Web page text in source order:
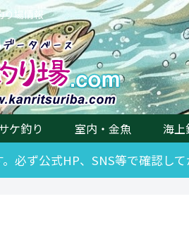
り場情報
ケ釣り 室内・金魚 海上
必ず公式HP、SNS等で確認し